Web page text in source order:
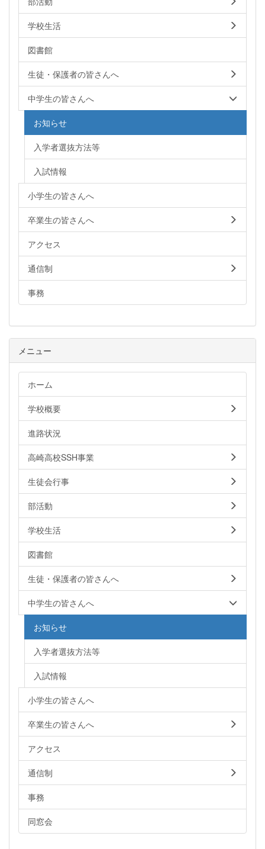
学校生活
図書館
生徒・保護者の皆さんへ
中学生の皆さんへ
お知らせ
入学者選抜方法等
入試情報
小学生の皆さんへ
卒業生の皆さんへ
アクセス
通信制
事務
メニュー
ホーム
学校概要
進路状況
高崎高校SSH事業
生徒会行事
部活動
学校生活
図書館
生徒・保護者の皆さんへ
中学生の皆さんへ
お知らせ
入学者選抜方法等
入試情報
小学生の皆さんへ
卒業生の皆さんへ
アクセス
通信制
事務
同窓会